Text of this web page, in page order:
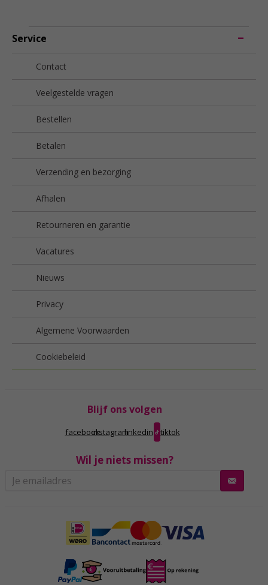
Service
Contact
Veelgestelde vragen
Bestellen
Betalen
Verzending en bezorging
Afhalen
Retourneren en garantie
Vacatures
Nieuws
Privacy
Algemene Voorwaarden
Cookiebeleid
Blijf ons volgen
facebookinstagramlinkedin tiktok
Wil je niets missen?